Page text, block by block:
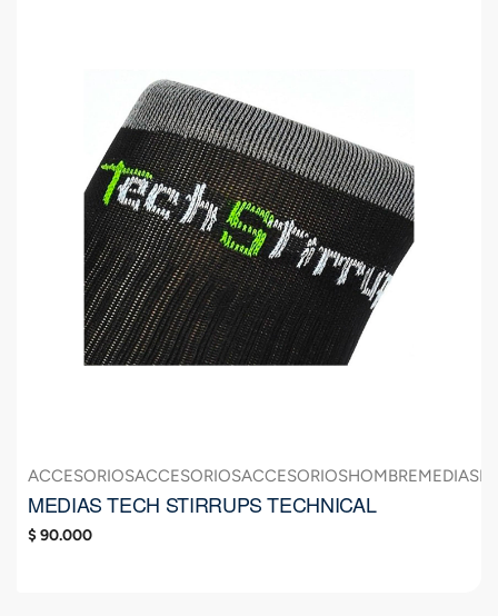
ACCESORIOSACCESORIOSACCESORIOSHOMBREMEDIAS
MEDIAS TECH STIRRUPS TECHNICAL
$90.000